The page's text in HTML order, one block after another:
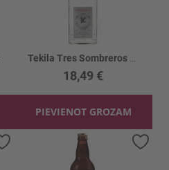
18,49 €
PIEVIENOT GROZAM
Pievienot vēlmju sarakstam